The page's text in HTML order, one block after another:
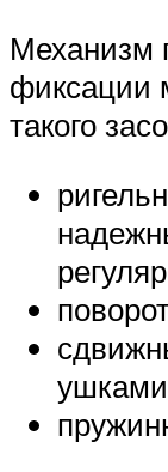
Механизм
фиксации
такого
ушками